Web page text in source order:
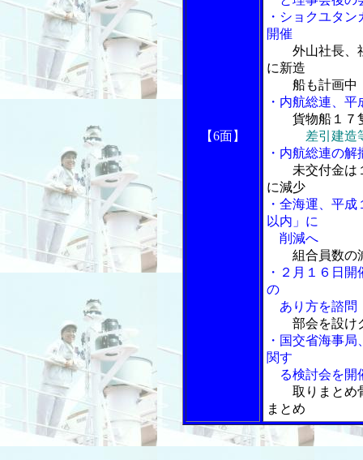
【6面】
・ショクユタ
開催
外山社長、
に新造
船も計画中
・内航総連、
貨物船１７
差引建造
・内航総連の
未交付金は
に減少
・全海運、平
以内」に
削減へ
組合員数の
・２月１６日
の
あり方を諮問
部会を設け
・国交省海事
関す
る検討会を開
取りまとめ
まとめ